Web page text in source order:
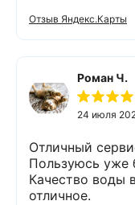
приятно
Отзыв Яндекс.Карты
Роман Ч.
24 июля
Отличный
Пользуюсь уже
Качество воды
отличное.